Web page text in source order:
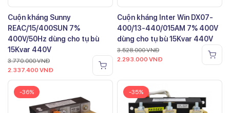
Cuộn kháng Sunny
REAC/15/400SUN 7%
400V/50Hz dùng cho tụ bù
15Kvar 440V
3.770.000VNĐ
2.337.400 VNĐ
Cuộn kháng Inter Win DX07-
400/13-440/015AM 7% 400V
dùng cho tụ bù 15Kvar 440V
3.528.000VNĐ
2.293.000 VNĐ
-36% -35%